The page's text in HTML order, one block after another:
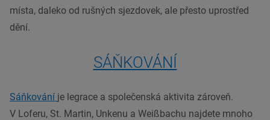
místa, daleko od rušných sjezdovek, ale přesto uprostřed
dění.
SÁŇKOVÁNÍ
Sáňkování je legrace a společenská aktivita zároveň.
V Loferu, St. Martin, Unkenu a Weißbachu najdete mnoho